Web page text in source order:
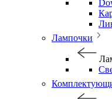
Лампочки